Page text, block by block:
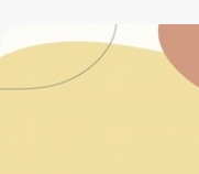
世界衛生組織統計2024
C型肝炎直接抗病毒藥物
善，但C肝病患若是合併其
擾細胞脂肪代謝訊號或
的治療非單一方式，必
來選擇治療方法，余俊
術切除的情形，目前的治
除或電燒的程度，再做根除性
醫院在肝臟移植案例數
教授，在周六（29）日舉
炎治療的迷思，歡迎有興
月29日（六）上午09：30
第七會議室（台北市大